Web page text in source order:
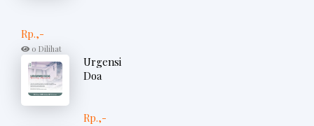
Rp.,-
0 Dilihat
Urgensi
Doa
Rp.,-